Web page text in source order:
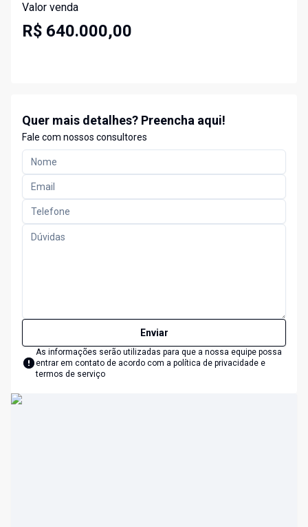
Valor venda
R$ 640.000,00
Quer mais detalhes? Preencha aqui!
Fale com nossos consultores
Enviar
As informações serão utilizadas para que a nossa equipe possa
entrar em contato de acordo com a política de privacidade e
termos de serviço